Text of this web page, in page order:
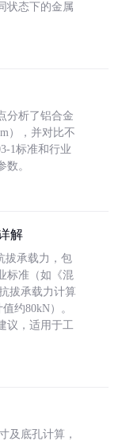
状态下的金属
分析了铝合金
），并对比不
1标准和行业
。
解
拔承载力，包
标准（如《混
拔承载力计算
约80kN）。
议，适用于工
及底孔计算，